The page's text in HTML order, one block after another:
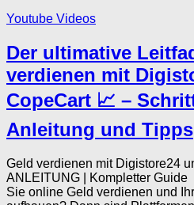
Youtube Videos
Der ultimative
verdienen mit
CopeCart 📈 –
Anleitung und Tipps
Geld verdienen mit Digistore24
ANLEITUNG | Kompletter
Sie online Geld verdienen und